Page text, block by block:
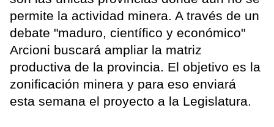
permite la actividad minera. A través de un
debate "maduro, científico y económico"
Arcioni buscará ampliar la matriz
productiva de la provincia. El objetivo es la
zonificación minera y para eso enviará
esta semana el proyecto a la Legislatura.